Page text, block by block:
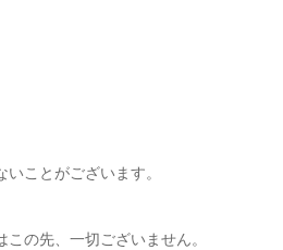
ことがございます。
の先、一切ございません。